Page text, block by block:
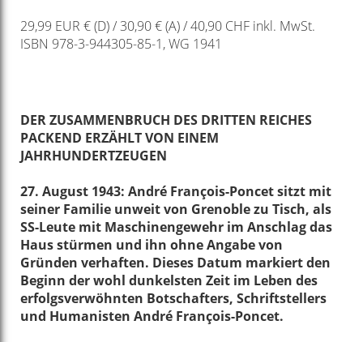
29,99 EUR € (D) / 30,90 € (A) / 40,90 CHF inkl. MwSt.
ISBN 978-3-944305-85-1, WG 1941
DER ZUSAMMENBRUCH DES DRITTEN REICHES
PACKEND ERZÄHLT VON EINEM
JAHRHUNDERTZEUGEN
27. August 1943: André François-Poncet sitzt mit
seiner Familie unweit von Grenoble zu Tisch, als
SS-Leute mit Maschinengewehr im Anschlag das
Haus stürmen und ihn ohne Angabe von
Gründen verhaften. Dieses Datum markiert den
Beginn der wohl dunkelsten Zeit im Leben des
erfolgsverwöhnten Botschafters, Schriftstellers
und Humanisten André François-Poncet.